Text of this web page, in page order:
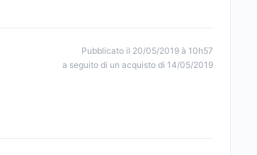
Pubblicato il 20/05/2019 à 10h57
a seguito di un acquisto di 14/05/2019